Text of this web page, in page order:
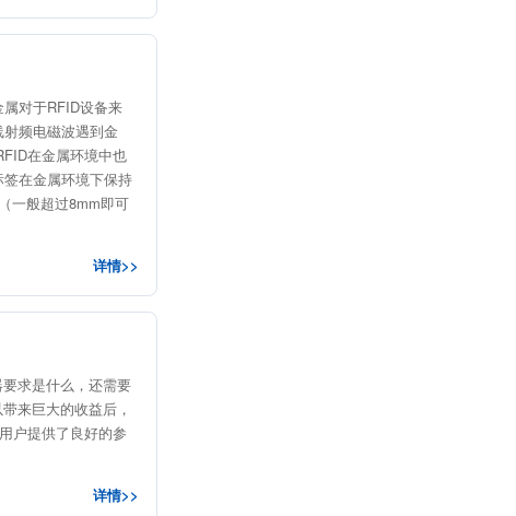
对于RFID设备来
频电磁波遇到金
在金属环境中也
在金属环境下保持
一般超过8mm即可
详情>>
求是什么，还需要
来巨大的收益后，
户提供了良好的参
详情>>